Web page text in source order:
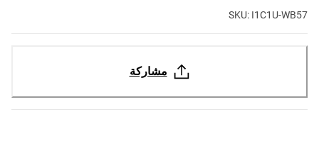
SKU: I1C1U-WB57
مشاركة